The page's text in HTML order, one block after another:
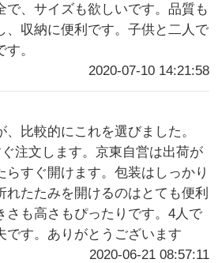
で、サイズも欲しいです。品質も
、収納に便利です。子供と二人で
。
2020-07-10 14:21:58
比較的にこれを選びました。
注文します。京東自営は出荷が
らすぐ開けます。包装はしっかり
れたたみを開けるのはとても便利
さも高さもぴったりです。4人で
です。ありがとうございます
2020-06-21 08:57:11